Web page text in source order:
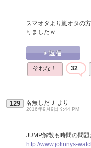
スマオタより嵐オタの
りましたｗ
それな！ 32
129 名無しだＪ より
2016年9月9日 9:44 PM
JUMP解散も時間の問題
http://www.johnnys-